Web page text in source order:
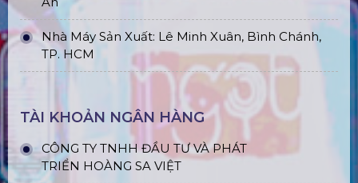
Nhà Máy Sản Xuất: Lê Minh Xuân, Bình Chánh,
TP. HCM
TÀI KHOẢN NGÂN HÀNG
CÔNG TY TNHH ĐẦU TƯ VÀ PHÁT
TRIỂN HOÀNG SA VIỆT